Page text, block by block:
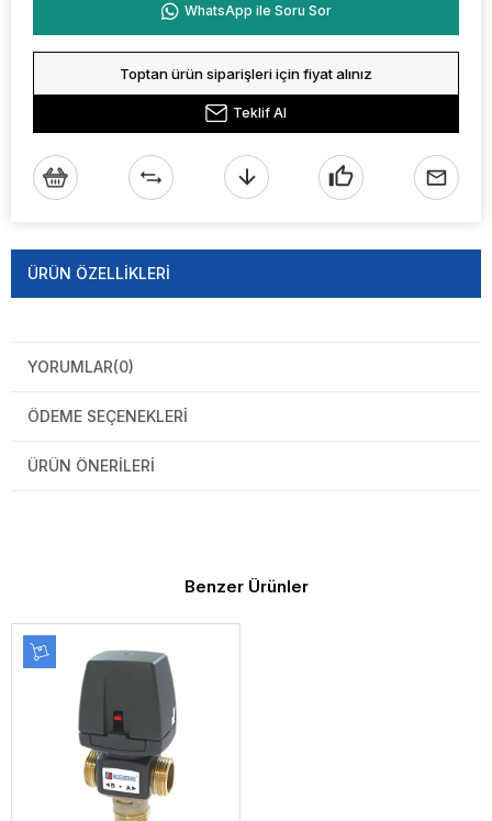
WhatsApp ile Soru Sor
Toptan ürün siparişleri için fiyat alınız
Teklif Al
ÜRÜN ÖZELLIKLERI
YORUMLAR(0)
ÖDEME SEÇENEKLERI
ÜRÜN ÖNERILERI
Benzer Ürünler